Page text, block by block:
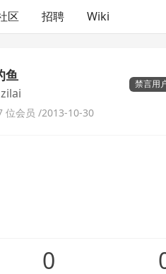
区 招聘 Wiki
鱼
禁言用
位会员 /2013-10-30
0